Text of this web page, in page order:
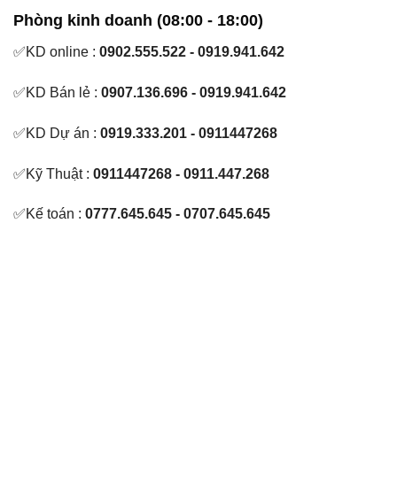
Phòng kinh doanh (08:00 - 18:00)
✅KD online : 0902.555.522 - 0919.941.642
✅KD Bán lẻ : 0907.136.696 - 0919.941.642
✅KD Dự án : 0919.333.201 - 0911447268
✅Kỹ Thuật : 0911447268 - 0911.447.268
✅Kế toán : 0777.645.645 - 0707.645.645